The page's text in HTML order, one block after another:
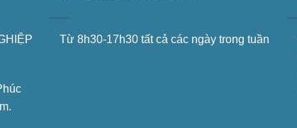
Từ 8h30-17h30 tất cả các ngày trong tuần